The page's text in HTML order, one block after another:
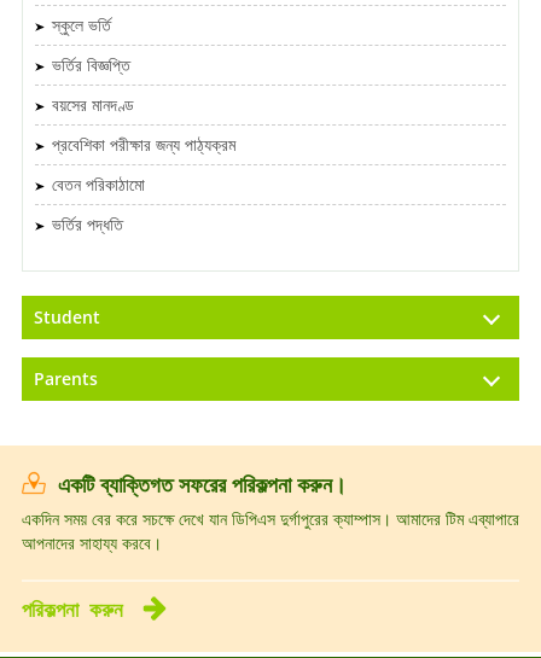
স্কুলে ভর্তি
ভর্তির বিজ্ঞপ্তি
বয়সের মানদণ্ড
প্রবেশিকা পরীক্ষার জন্য পাঠ্যক্রম
বেতন পরিকাঠামো
ভর্তির পদ্ধতি
Student
Parents
একটি ব্যাক্তিগত সফরের পরিকল্পনা করুন।
একদিন সময় বের করে সচক্ষে দেখে যান ডিপিএস দুর্গাপুরের ক্যাম্পাস। আমাদের টিম এব্যাপারে
আপনাদের সাহায্য করবে।
পরিকল্পনা করুন